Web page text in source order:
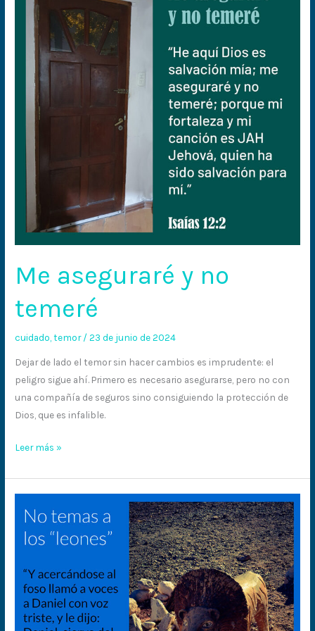
Me aseguraré y no
temeré
cuidado ,temor/23 de junio de 2024
Dejar de lado el temor sin hacer cambios es imprudente: el
peligro sigue ahí. Primero es necesario asegurarse, pero no con
una compañía de seguros sino consiguiendo la protección de
Dios, que es infalible.
temeré
Leer más »
foso
los
leones